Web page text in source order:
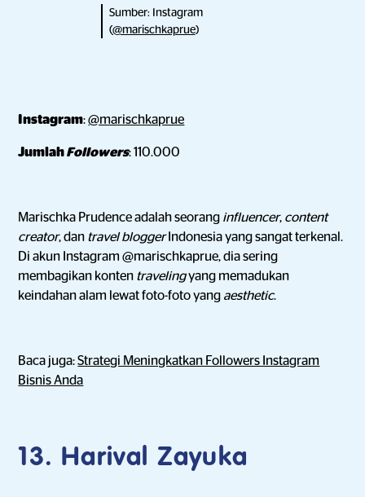
Sumber: Instagram
(@marischkaprue)
Instagram:@marischkaprue
JumlahFollowers: 110.000
Marischka Prudence adalah seorang influencer, content
creator, dan travel blogger Indonesia yang sangat terkenal.
Di akun Instagram @marischkaprue, dia sering
membagikan konten travelingyang memadukan
keindahan alam lewat foto-foto yang aesthetic.
Baca juga:Strategi Meningkatkan Followers Instagram
Bisnis Anda
13. Harival Zayuka